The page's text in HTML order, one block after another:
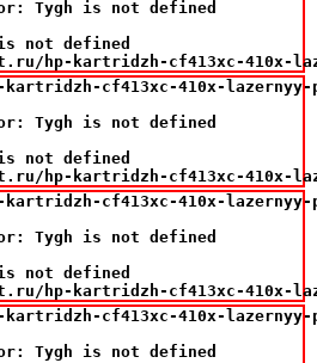
Tygh is not defined
not defined
hp-kartridzh-cf413xc-410x-
cf413xc-410x-lazernyy-
Tygh is not defined
not defined
hp-kartridzh-cf413xc-410x-
cf413xc-410x-lazernyy-
Tygh is not defined
not defined
hp-kartridzh-cf413xc-410x-
cf413xc-410x-lazernyy-
Tygh is not defined